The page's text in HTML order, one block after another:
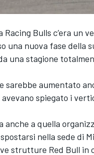
Bulls c’era un
una nuova fase della
una stagione
sarebbe aumentato
spiegato i
a quella
nella sede di
strutture Red Bull in